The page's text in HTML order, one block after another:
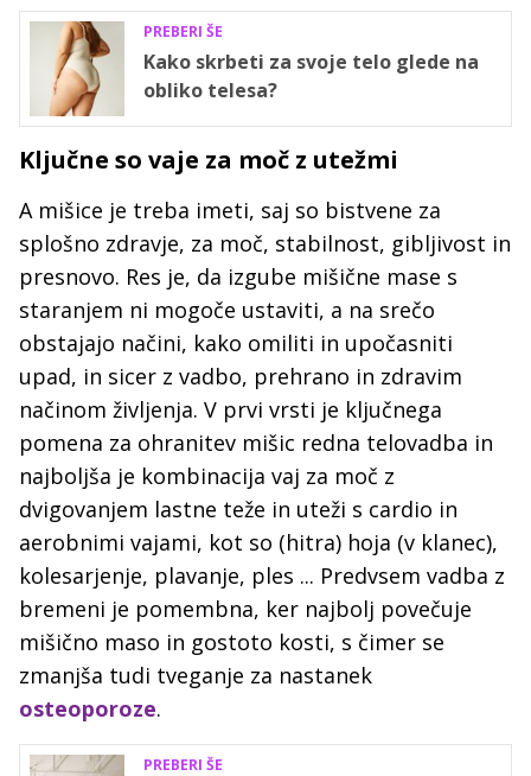
PREBERI ŠE
Kako skrbeti za svoje telo glede na
obliko telesa?
Ključne so vaje za moč z utežmi
A mišice je treba imeti, saj so bistvene za
splošno zdravje, za moč, stabilnost, gibljivost in
presnovo. Res je, da izgube mišične mase s
staranjem ni mogoče ustaviti, a na srečo
obstajajo načini, kako omiliti in upočasniti
upad, in sicer z vadbo, prehrano in zdravim
načinom življenja. V prvi vrsti je ključnega
pomena za ohranitev mišic redna telovadba in
najboljša je kombinacija vaj za moč z
dvigovanjem lastne teže in uteži s cardio in
aerobnimi vajami, kot so (hitra) hoja (v klanec),
kolesarjenje, plavanje, ples ... Predvsem vadba z
bremeni je pomembna, ker najbolj povečuje
mišično maso in gostoto kosti, s čimer se
zmanjša tudi tveganje za nastanek
osteoporoze.
PREBERI ŠE